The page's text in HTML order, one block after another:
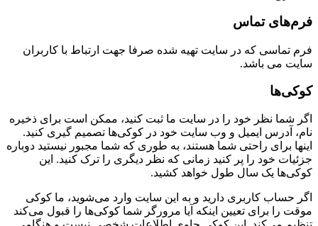
تماس
تماسی که در سایت تهیه شده صرفا جهت ارتباط با کاربران
می باشد.
شما نظر خود را در سایت ما ثبت کنید، ممکن است برای ذخیره
آدرس ایمیل و وب سایت خود در کوکی‌ها تصمیم گیری کنید.
برای راحتی شما هستند، به طوری که شما مجبور نیستید دوباره
خود را پر کنید زمانی که نظر دیگری را ترک کنید. این
یک سال طول خواهد کشید.
حساب کاربری دارید و به این سایت وارد می‌شوید، ما کوکی
را برای تعیین اینکه آیا مرورگر شما کوکی‌ها را قبول می‌کند